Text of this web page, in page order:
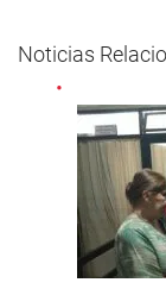
Noticias